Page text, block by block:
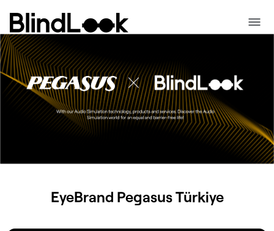
EyeBrand PegasusTürkiye